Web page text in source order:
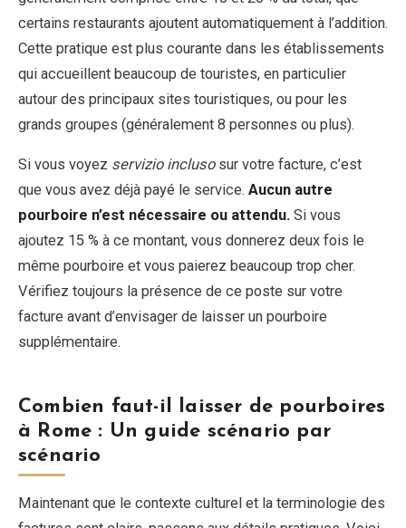
certains restaurants ajoutent automatiquement à l’addition.
Cette pratique est plus courante dans les établissements
qui accueillent beaucoup de touristes, en particulier
autour des principaux sites touristiques, ou pour les
grands groupes (généralement 8 personnes ou plus).
Si vous voyez servizio inclusosur votre facture, c’est
que vous avez déjà payé le service. Aucun autre
pourboire n’est nécessaire ou attendu. Si vous
ajoutez 15 % à ce montant, vous donnerez deux fois le
même pourboire et vous paierez beaucoup trop cher.
Vérifiez toujours la présence de ce poste sur votre
facture avant d’envisager de laisser un pourboire
supplémentaire.
Combien faut-il laisser de pourboires
à Rome : Un guide scénario par
scénario
Maintenant que le contexte culturel et la terminologie des